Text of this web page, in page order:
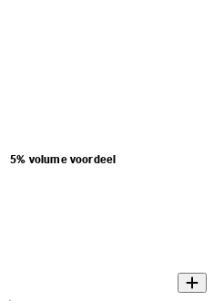
5% volume voordeel